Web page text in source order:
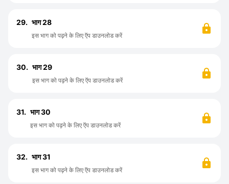
29. भाग 28
इस भाग को पढ़ने के लिए ऍप डाउनलोड करें
30. भाग 29
इस भाग को पढ़ने के लिए ऍप डाउनलोड करें
31. भाग 30
इस भाग को पढ़ने के लिए ऍप डाउनलोड करें
32. भाग 31
इस भाग को पढ़ने के लिए ऍप डाउनलोड करें